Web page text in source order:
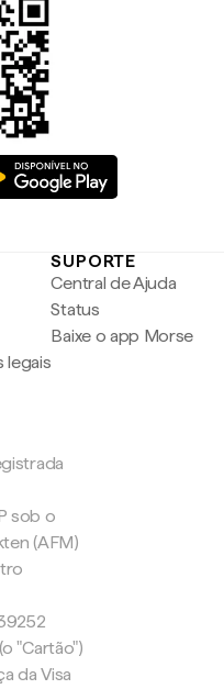
legais
SUPORTE
Central de Ajuda
Status
Baixe o app Morse
sob o
(AFM)
"Cartão")
da Visa